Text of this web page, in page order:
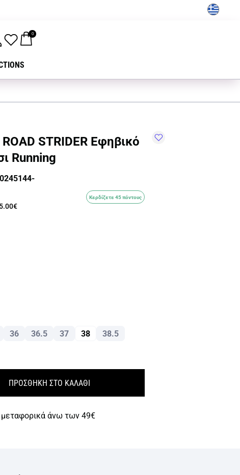
0
ROAD STRIDER Εφηβικό
Running
Κερδίζετε 45 πόντους
36 36.5 37 38
38.5
ΠΡΟΣΘΗΚΗ ΣΤΟ ΚΑΛΑΘΙ
άνω των 49€